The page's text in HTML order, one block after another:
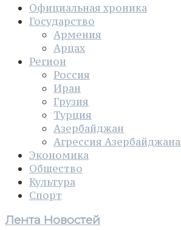
Официальная хроника
Государство
Армения
Арцах
Регион
Россия
Иран
Грузия
Турция
Азербайджан
Агрессия Азербайджана
Экономика
Общество
Культура
Спорт
Лента Новостей